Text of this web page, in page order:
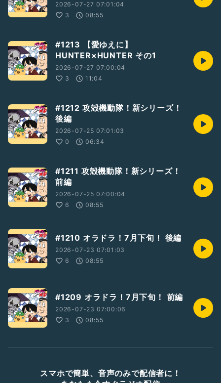
2026-07-27 07:01:04
3
08:55
#1213 【愛ゆえに】
HUNTER×HUNTER その1
2026-07-27 07:00:04
3
11:04
#1212 攻殻機動隊！新シリーズ！
後編
2026-07-25 07:01:03
0
06:34
#1211 攻殻機動隊！新シリーズ！
前編
2026-07-25 07:00:04
6
08:55
#1210 オラドラ！7月下旬！ 後編
2026-07-23 07:01:03
6
08:55
#1209 オラドラ！7月下旬！ 前編
2026-07-23 07:00:06
3
08:55
スマホで簡単、音声のみで配信者に！